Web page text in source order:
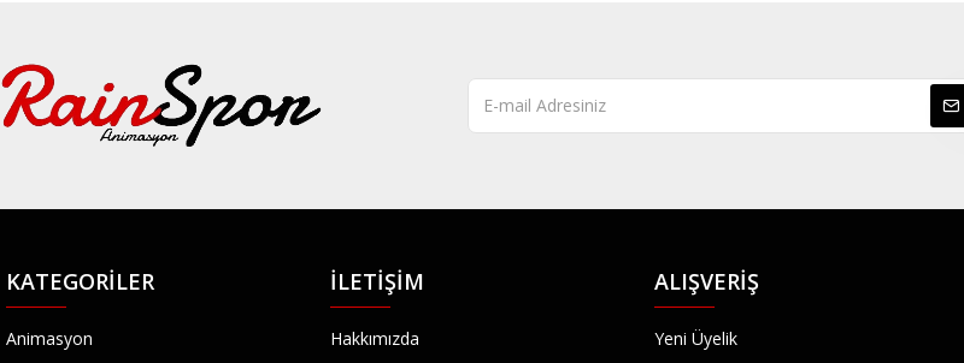
KATEGORILER
Animasyon
İLETIŞIM
Hakkımızda
ALIŞVERIŞ
Yeni Üyelik